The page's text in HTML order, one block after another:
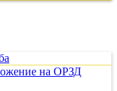
на ОРЗД